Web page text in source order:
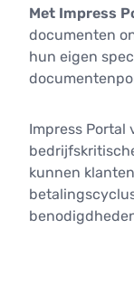
Met Impress
documenten
hun eigen
Impress Portal
kunnen